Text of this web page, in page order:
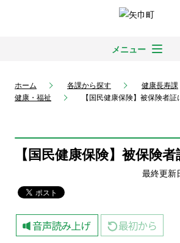
メニュー
ホーム 各課から探す
健康長寿課
健康・福祉
【国民健康保険】被保険者証
【国民健康保険】被保険
最終更新